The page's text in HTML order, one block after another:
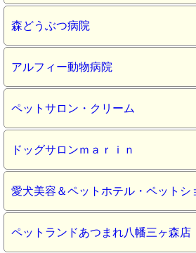
森どうぶつ病院
アルフィー動物病院
ペットサロン・クリーム
ドッグサロンｍａｒｉｎ
愛犬美容＆ペットホテル・ペットシ
ペットランドあつまれ八幡三ヶ森店